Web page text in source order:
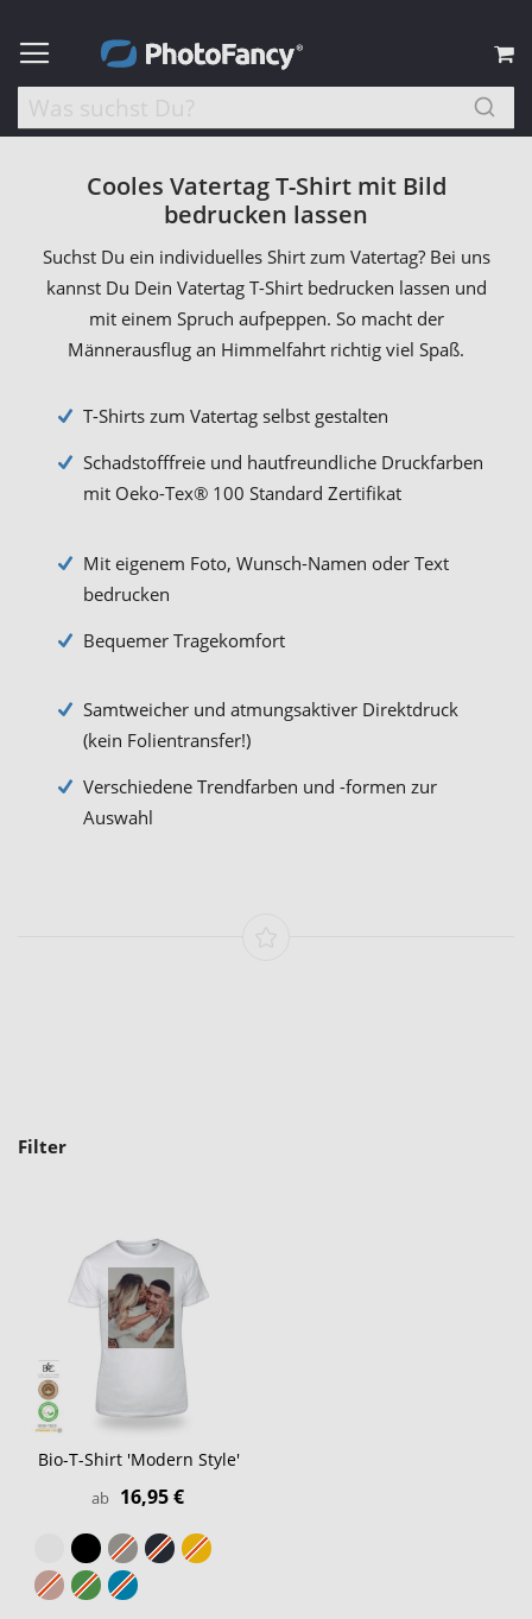
Cooles Vatertag T-Shirt mit Bild
bedrucken lassen
Suchst Du ein individuelles Shirt zum Vatertag? Bei uns
kannst Du Dein Vatertag T-Shirt bedrucken lassen und
mit einem Spruch aufpeppen. So macht der
Männerausflug an Himmelfahrt richtig viel Spaß.
T-Shirts zum Vatertag selbst gestalten
Schadstofffreie und hautfreundliche Druckfarben
mit Oeko-Tex® 100 Standard Zertifikat
Mit eigenem Foto, Wunsch-Namen oder Text
bedrucken
Bequemer Tragekomfort
Samtweicher und atmungsaktiver Direktdruck
(kein Folientransfer!)
Verschiedene Trendfarben und -formen zur
Auswahl
Filter
Bio-T-Shirt 'Modern Style'
ab 16,95 €